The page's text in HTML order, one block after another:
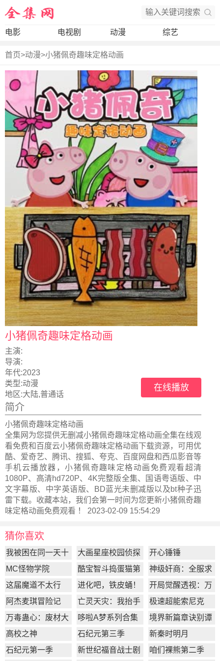
电影 电视剧 动漫 综艺
首页>动漫>小猪佩奇趣味定格动画
小猪佩奇趣味定格动画
主演:
导演:
年代:2023
类型:动漫
地区:大陆,普通话
在线播放
简介
小猪佩奇趣味定格动画
全集网为您提供无删减小猪佩奇趣味定格动画全集在线观
看免费和百度云小猪佩奇趣味定格动画下载资源，可用优
酷、爱奇艺、腾讯、搜狐、夸克、百度网盘和西瓜影音等
手机云播放器，小猪佩奇趣味定格动画免费观看超清
1080P、高清hd720P、4K完整版全集、国语粤语版、中
文字幕版、中字英语版、BD蓝光未删减版以及bt种子迅
雷下载。收藏本站，我们会第一时间为您更新小猪佩奇趣
味定格动画免费观看 ！ 2023-02-09 15:54:29
猜你喜欢
我被困在同一天十
万年
大画星座校园侦探
第2季
开心锤锤
MC怪物学院
酷宝智斗捣蛋猫第
1季
神级奸商：全服求
我别薅了
这届魔道不太行 进化吧，铁皮蛹！
开局觉醒透视：万
物皆透,我即无敌
阿杰麦琪冒险记
亡灵天灾：我抬手
百万骨海
极速超能索尼克
万毒蛊心：废材大
小姐杀疯了
哆啦A梦系列合集
境界新篇章诀别谭
篇
高校之神 石纪元第三季
新秦时明月
石纪元第一季
新世纪福音战士剧
咱们裸熊第二季